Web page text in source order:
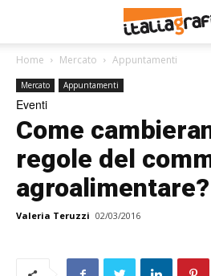
Home Mercato Appuntamenti
Mercato Appuntamenti
Eventi
Come
regole del
agroalimentare?
Valeria Teruzzi 02/03/2016